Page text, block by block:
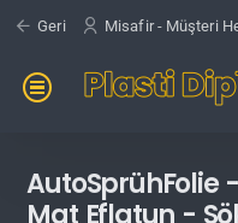
Geri Misafir - Müşteri
AutoSprühFolie
Mat Eflatun -